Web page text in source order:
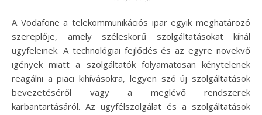
A Vodafone a telekommunikációs ipar egyik meghatározó
szereplője, amely széleskörű szolgáltatásokat kínál
ügyfeleinek. A technológiai fejlődés és az egyre növekvő
igények miatt a szolgáltatók folyamatosan kénytelenek
reagálni a piaci kihívásokra, legyen szó új szolgáltatások
bevezetéséről vagy a meglévő rendszerek
karbantartásáról. Az ügyfélszolgálat és a szolgáltatások